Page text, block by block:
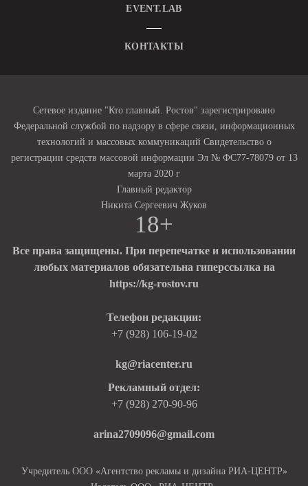
EVENT.LAB
КОНТАКТЫ
Сетевое издание "Кто главный. Ростов" зарегистрировано
Федеральной службой по надзору в сфере связи, информационных
технологий и массовых коммуникаций Свидетельство о
регистрации средств массовой информации Эл № ФС77-78079 от 13
марта 2020 г
Главный редактор
Никита Сергеевич Жуков
18+
Все права защищены. При перепечатке и использовании
любых материалов обязательна гиперссылка на
https://kg-rostov.ru
Телефон редакции:
+7 (928) 106-19-02
kg@riacenter.ru
Рекламный отдел:
+7 (928) 270-90-96
arina2709096@gmail.com
Учредитель ООО «Агентство рекламы и дизайна РИА-ЦЕНТР»